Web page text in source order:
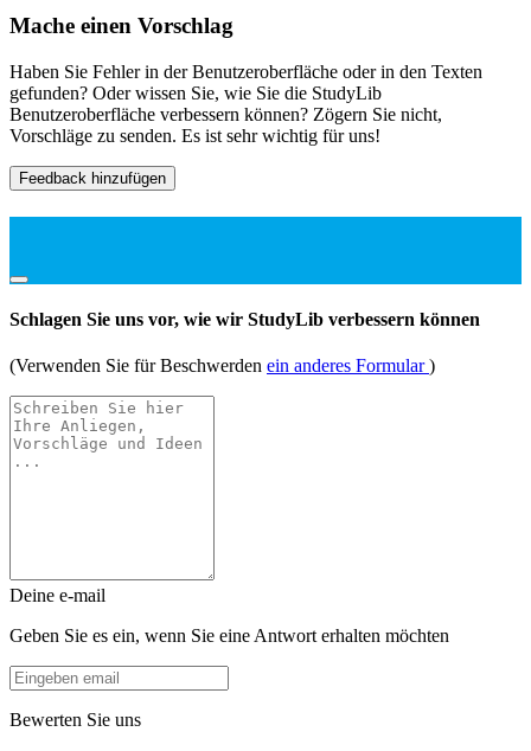
Mache einen Vorschlag
Haben Sie Fehler in der Benutzeroberfläche oder in den Texten
gefunden? Oder wissen Sie, wie Sie die StudyLib
Benutzeroberfläche verbessern können? Zögern Sie nicht,
Vorschläge zu senden. Es ist sehr wichtig für uns!
Feedback hinzufügen
Schlagen Sie uns vor, wie wir StudyLib verbessern können
(Verwenden Sie für Beschwerden ein anderes Formular)
Deine e-mail
Geben Sie es ein, wenn Sie eine Antwort erhalten möchten
Bewerten Sie uns